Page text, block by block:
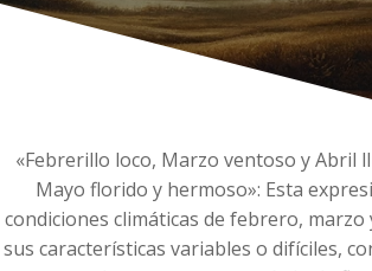
«Febrerillo loco, Marzo ventoso y Abril
Mayo florido y hermoso»: Esta
condiciones climáticas de febrero, marzo
sus características variables o difíciles,